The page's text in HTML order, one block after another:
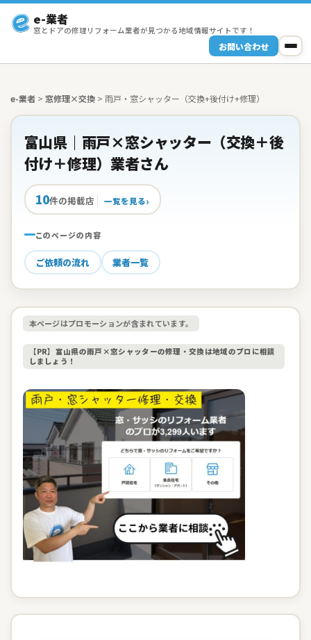
e-業者
窓とドアの修理リフォーム業者が見つかる地域情報サイトです！
お問い合わせ
e-業者 > 窓修理×交換 > 雨戸・窓シャッター（交換+後付け+修理）
富山県｜雨戸×窓シャッター（交換＋後
付け＋修理）業者さん
10件の掲載店 一覧を見る
このページの内容
ご依頼の流れ 業者一覧
本ページはプロモーションが含まれています。
【PR】富山県の雨戸×窓シャッターの修理・交換は地域のプロに相談
しましょう！